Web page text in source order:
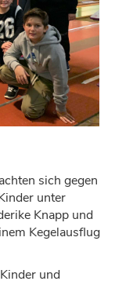
sich gegen
unter
Knapp und
Kegelausflug
und